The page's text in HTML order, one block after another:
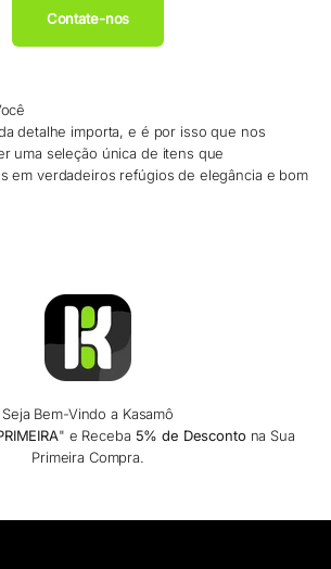
Contate-nos
detalhe importa, e é por isso que nos
uma seleção única de itens que
em verdadeiros refúgios de elegância e bom
Seja Bem-Vindo a Kasamô
" e Receba 5% de Desconto na Sua
Primeira Compra.